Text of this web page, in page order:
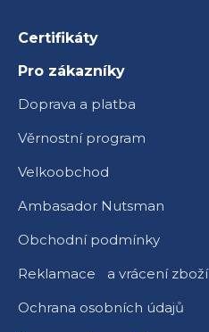
Certifikáty
Pro zákazníky
Doprava a platba
Věrnostní program
Velkoobchod
Ambasador Nutsman
Obchodní podmínky
Reklamace a vrácení zboží
Ochrana osobních údajů